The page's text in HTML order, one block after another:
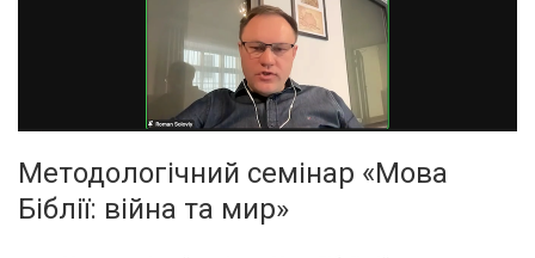
Методологічний семінар «Мова
Біблії: війна та мир»